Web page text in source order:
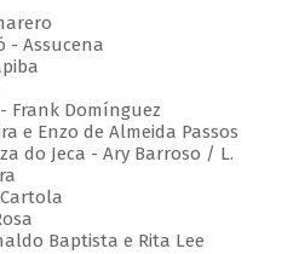
- Assucena
Frank Domínguez
e Enzo de Almeida Passos
do Jeca - Ary Barroso / L.
Baptista e Rita Lee